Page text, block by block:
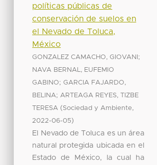
políticas públicas de
conservación de suelos en
el Nevado de Toluca,
México
GONZALEZ CAMACHO, GIOVANI ;
NAVA BERNAL, EUFEMIO
GABINO;GARCIA FAJARDO,
BELINA;ARTEAGA REYES, TIZBE
TERESA (Sociedad y Ambiente,
2022-06-05)
El Nevado de Toluca es un área
natural protegida ubicada en el
Estado de México, la cual ha